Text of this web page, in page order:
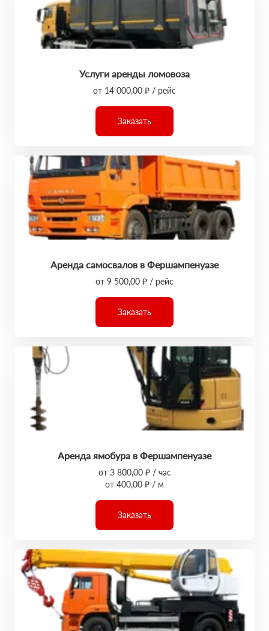
Услуги аренды ломовоза
от 14 000,00 ₽ / рейс
Заказать
Аренда самосвалов в Фершампенуазе
от 9 500,00 ₽ / рейс
Заказать
Аренда ямобура в Фершампенуазе
от 3 800,00 ₽ / час
от 400,00 ₽ / м
Заказать